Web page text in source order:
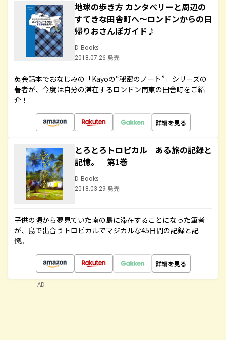
地球の歩き方 カンタベリーと周辺の
すてきな田舎町へ～ロンドンからの日
帰りおさんぽガイド♪
D-Books
2018.07.26 発売
英会話本でおなじみの「Kayoの“秘密のノート”」シリーズの
著者が、今度は自分の滞在するロンドン南東の田舎町をご紹
介！
詳細を見る
とろとろトロピカル ある旅の記録と
記憶。 第1巻
D-Books
2018.03.29 発売
子供の頃から夢見ていた南の島に滞在することになった筆者
が、島で出合うトロピカルでマジカルな45日間の記録と記
憶。
詳細を見る
AD